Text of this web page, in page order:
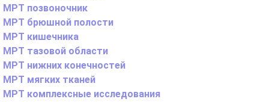
МРТ позвоночник
МРТ брюшной полости
МРТ кишечника
МРТ тазовой области
МРТ нижних конечностей
МРТ мягких тканей
МРТ комплексные исследования